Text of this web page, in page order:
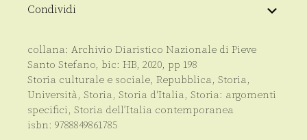
Condividi
collana: Archivio Diaristico Nazionale di Pieve
Santo Stefano, bic: HB, 2020, pp 198
Storia culturale e sociale, Repubblica, Storia,
Università, Storia, Storia d'Italia, Storia: argomenti
specifici, Storia dell’Italia contemporanea
isbn: 9788849861785